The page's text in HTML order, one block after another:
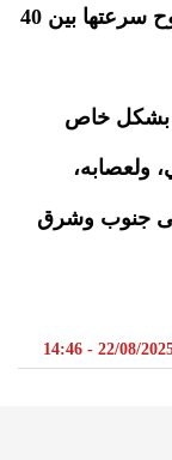
و60 ملم، مصحوبة أحياناً برياح قوية تتراوح سرعتها بين 40
بشكل خاص
ولعصابه،
جنوب وشرق